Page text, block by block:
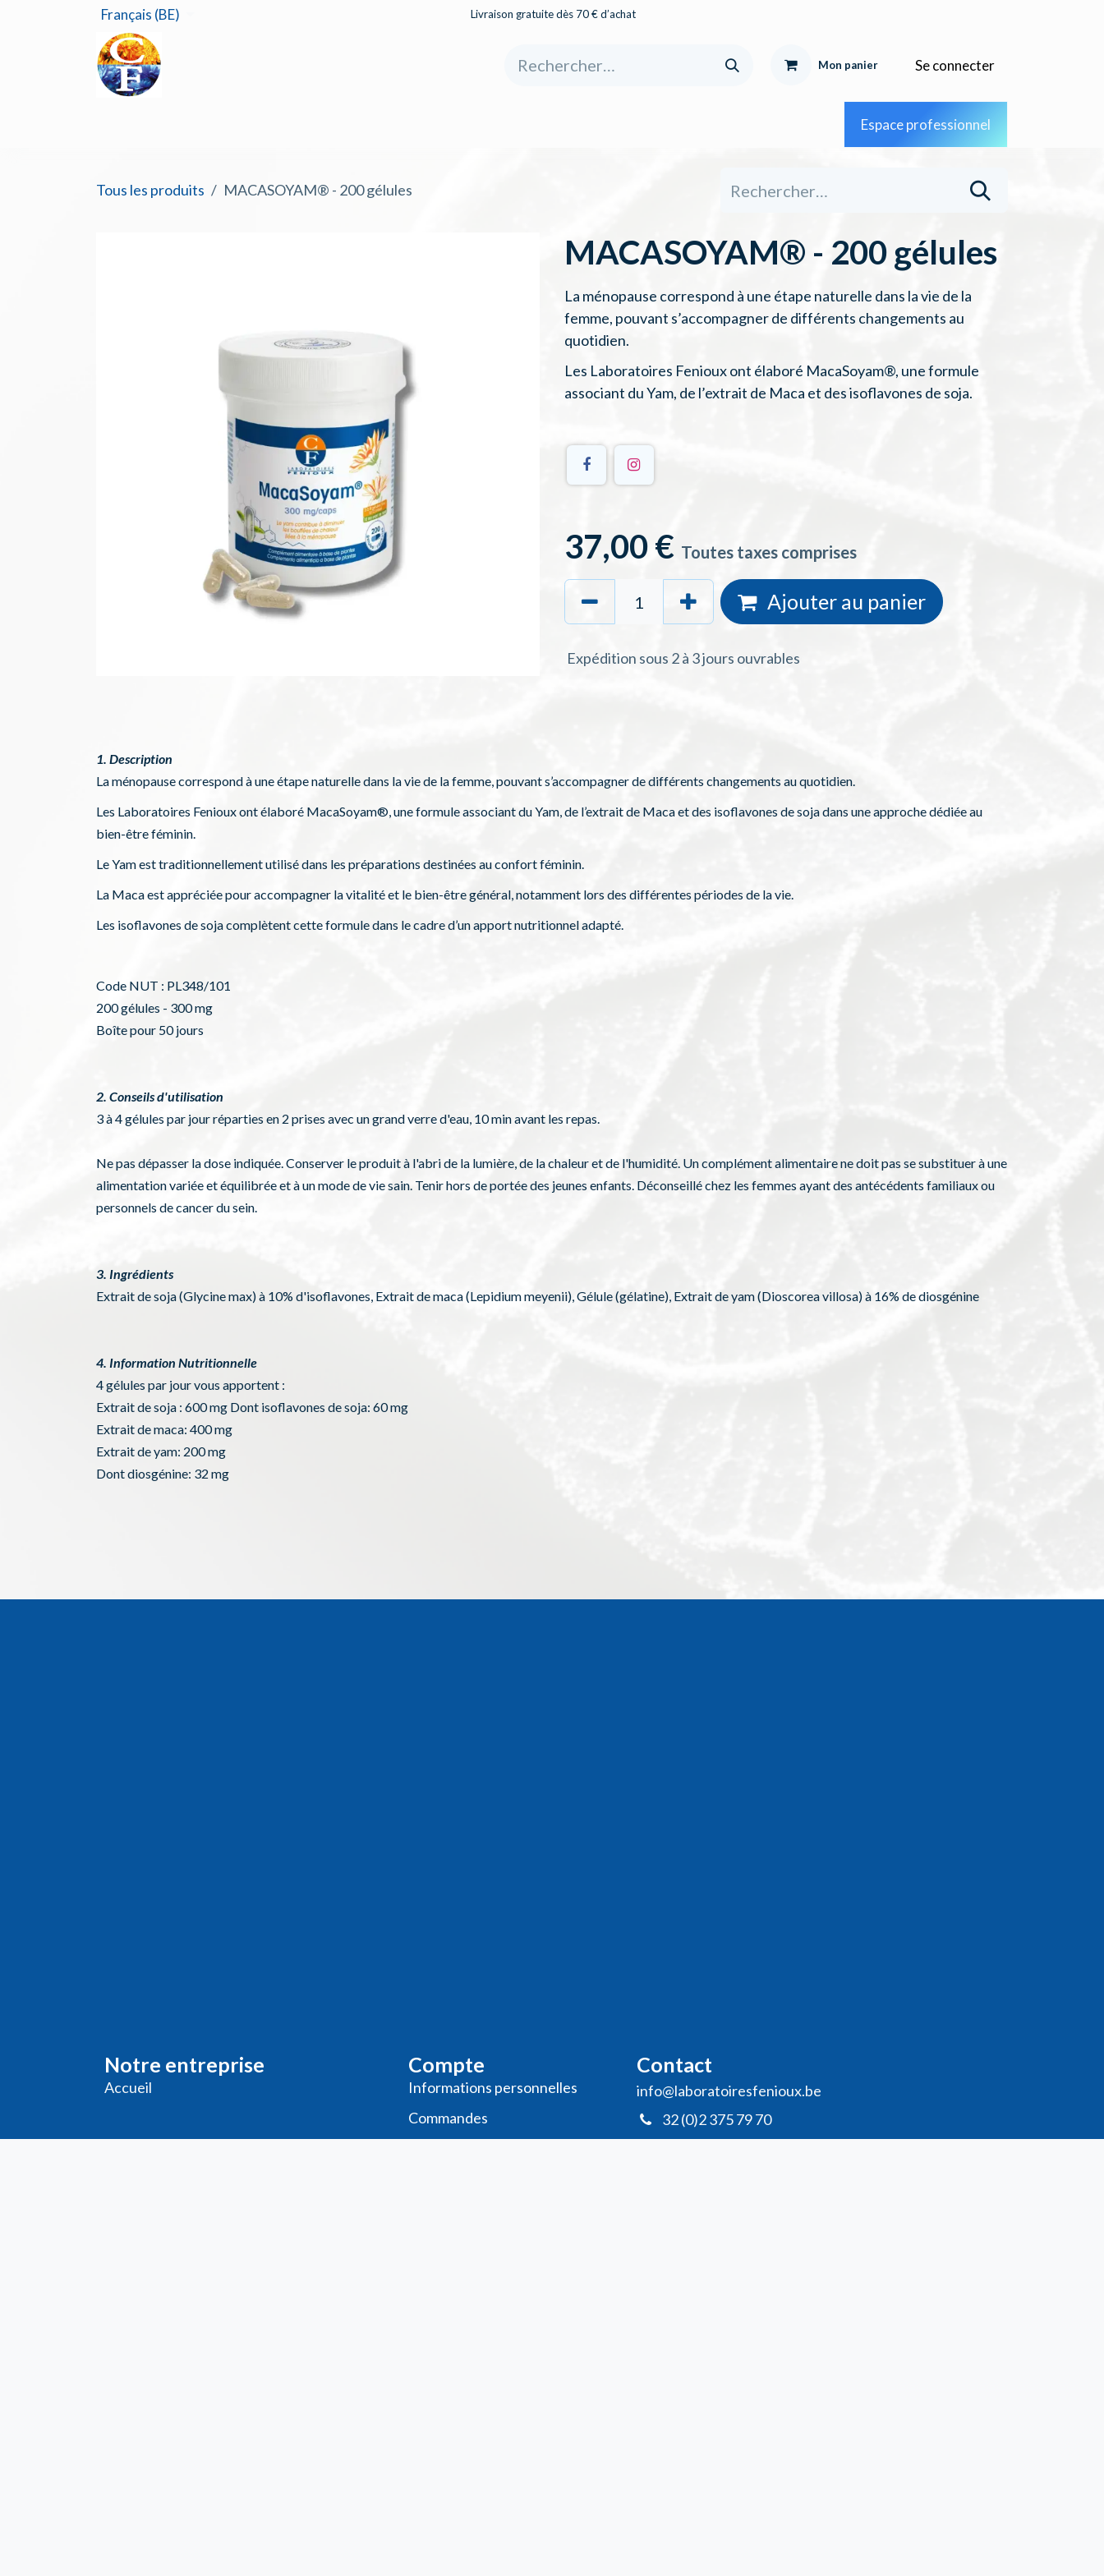
Se rendre au contenu
Français (BE) Livraison gratuite dès 70 € d’achat
Mon panier Se connecter
Espace professionnel
Tous les produits MACASOYAM® - 200 gélules
MACASOYAM® - 200 gélules
La ménopause correspond à une étape naturelle dans la vie de la
femme, pouvant s’accompagner de différents changements au
quotidien.
Les Laboratoires Fenioux ont élaboré MacaSoyam®, une formule
associant du Yam, de l’extrait de Maca et des isoflavones de soja.
37,00€ Toutes taxes comprises
Ajouter au panier
Expédition sous 2 à 3 jours ouvrables
1. Description
La ménopause correspond à une étape naturelle dans la vie de la femme, pouvant s’accompagner de différents changements au quotidien.
Les Laboratoires Fenioux ont élaboré MacaSoyam®, une formule associant du Yam, de l’extrait de Maca et des isoflavones de soja dans une approche dédiée au
bien-être féminin.
Le Yam est traditionnellement utilisé dans les préparations destinées au confort féminin.
La Maca est appréciée pour accompagner la vitalité et le bien-être général, notamment lors des différentes périodes de la vie.
Les isoflavones de soja complètent cette formule dans le cadre d’un apport nutritionnel adapté.
Code NUT : PL348/101
200 gélules - 300 mg
Boîte pour 50 jours
2. Conseils d'utilisation
3 à 4 gélules par jour réparties en 2 prises avec un grand verre d'eau, 10 min avant les repas.
Ne pas dépasser la dose indiquée. Conserver le produit à l'abri de la lumière, de la chaleur et de l'humidité. Un complément alimentaire ne doit pas se substituer à une
alimentation variée et équilibrée et à un mode de vie sain. Tenir hors de portée des jeunes enfants. Déconseillé chez les femmes ayant des antécédents familiaux ou
personnels de cancer du sein.
3. Ingrédients
Extrait de soja (Glycine max) à 10% d'isoflavones, Extrait de maca (Lepidium meyenii), Gélule (gélatine), Extrait de yam (Dioscorea villosa) à 16% de diosgénine
4. Information Nutritionnelle
4 gélules par jour vous apportent :
Extrait de soja : 600 mg Dont isoflavones de soja: 60 mg
Extrait de maca: 400 mg
Extrait de yam: 200 mg
Dont diosgénine: 32 mg
Notre entreprise
Accueil
Compte
Informations personnelles
Commande​s
Contact
info@laboratoiresfenioux.be
32 (0)2 375 79 70